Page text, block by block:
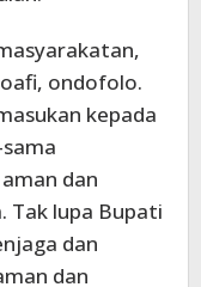
ondofolo.
kepada
dan
Tak lupa Bupati
dan
dan